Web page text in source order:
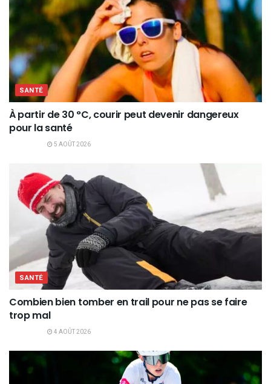
SANTÉ
À partir de 30 °C, courir peut devenir dangereux
pour la santé
5 AOÛT 2026
SANTÉ
Combien bien tomber en trail pour ne pas se faire
trop mal
4 AOÛT 2026